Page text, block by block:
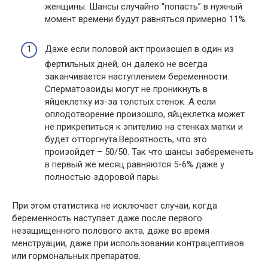
женщины. Шансы случайно “попасть” в нужный
момент времени будут равняться примерно 11%.
Даже если половой акт произошел в один из
фертильных дней, он далеко не всегда
заканчивается наступлением беременности.
Сперматозоиды могут не проникнуть в
яйцеклетку из-за толстых стенок. А если
оплодотворение произошло, яйцеклетка может
не прикрепиться к эпителию на стенках матки и
будет отторгнута.Вероятность, что это
произойдет – 50/50. Так что шансы забеременеть
в первый же месяц равняются 5-6% даже у
полностью здоровой пары.
При этом статистика не исключает случаи, когда
беременность наступает даже после первого
незащищенного полового акта, даже во время
менструации, даже при использовании контрацептивов
или гормональных препаратов.